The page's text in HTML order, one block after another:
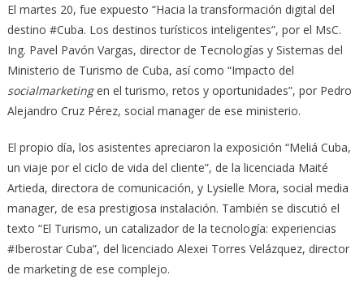
El martes 20, fue expuesto “Hacia la transformación digital del
destino #Cuba. Los destinos turísticos inteligentes”, por el MsC.
Ing. Pavel Pavón Vargas, director de Tecnologías y Sistemas del
Ministerio de Turismo de Cuba, así como “Impacto del
socialmarketingen el turismo, retos y oportunidades”, por Pedro
Alejandro Cruz Pérez, social manager de ese ministerio.
El propio día, los asistentes apreciaron la exposición “Meliá Cuba,
un viaje por el ciclo de vida del cliente”, de la licenciada Maité
Artieda, directora de comunicación, y Lysielle Mora, social media
manager, de esa prestigiosa instalación. También se discutió el
texto “El Turismo, un catalizador de la tecnología: experiencias
#Iberostar Cuba”, del licenciado Alexei Torres Velázquez, director
de marketing de ese complejo.